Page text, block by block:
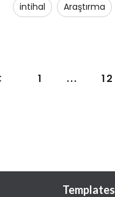
intihal Araştırma
1 ... 12
Templates